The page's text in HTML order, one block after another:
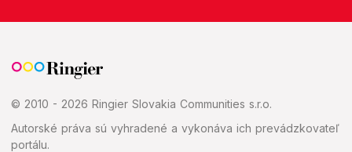
© 2010 - 2026 Ringier Slovakia Communities s.r.o.
Autorské práva sú vyhradené a vykonáva ich prevádzkovateľ
portálu.